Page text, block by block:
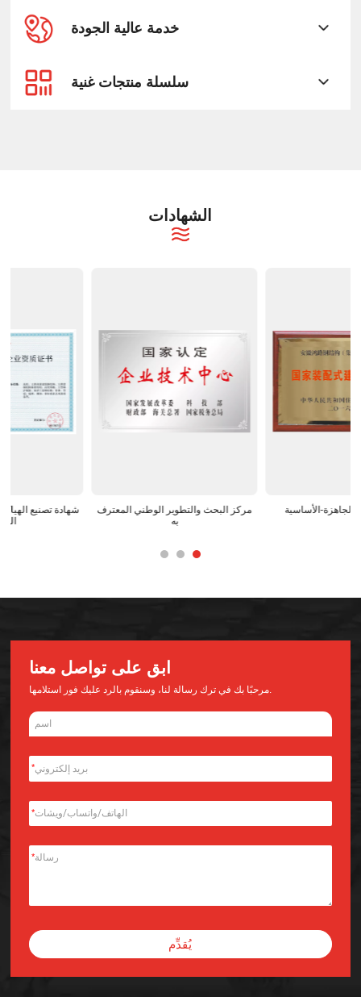
خدمة عالية الجودة
سلسلة منتجات غنية
الشهادات
مركز البحث والتطوير الوطني المعترف
الوطنية-للبناء-الجاهزة-الأساسية
ابق على تواصل معنا
مرحبًا بك في ترك رسالة لنا، وسنقوم بالرد عليك فور استلامها.
*
*
*
يُقدِّم